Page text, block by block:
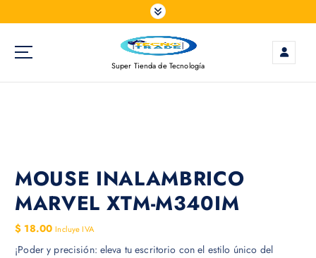
a
Super Tienda de Tecnología
MOUSE INALAMBRICO
MARVEL XTM-M340IM
$ 18.00 Incluye IVA
¡Poder y precisión: eleva tu escritorio con el estilo único del